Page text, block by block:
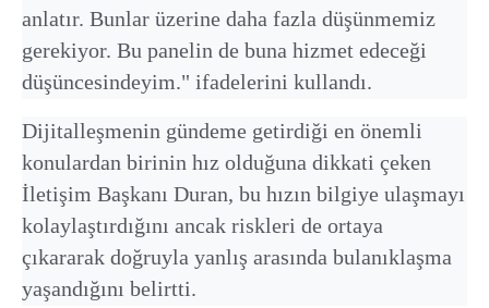
anlatır. Bunlar üzerine daha fazla düşünmemiz
gerekiyor. Bu panelin de buna hizmet edeceği
düşüncesindeyim." ifadelerini kullandı.
Dijitalleşmenin gündeme getirdiği en önemli
konulardan birinin hız olduğuna dikkati çeken
İletişim Başkanı Duran, bu hızın bilgiye ulaşmayı
kolaylaştırdığını ancak riskleri de ortaya
çıkararak doğruyla yanlış arasında bulanıklaşma
yaşandığını belirtti.